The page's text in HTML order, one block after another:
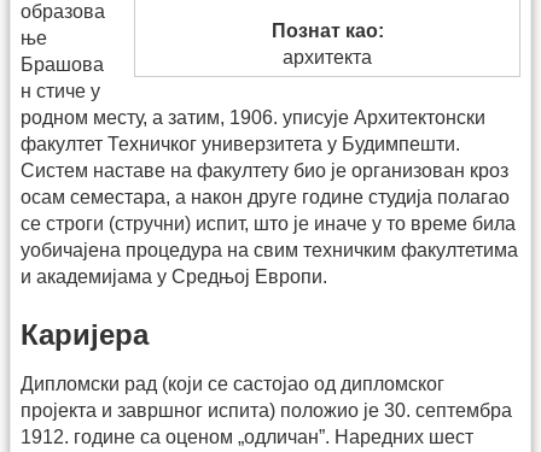
Познат као:
архитекта
образова
ње
Брашова
н стиче у
родном месту, а затим, 1906. уписује Архитек­тонски
факултет Техни­­ч­ког универзитета у Будимпешти.
Систем наставе на факултету био је организован кроз
осам семестара, а након друге године студија полагао
се строги (стручни) испит, што је иначе у то време била
уобичајена процедура на свим техничким факултетима
и академијама у Средњој Европи.
Каријера
Дипломски рад (који се састојао од дипломског
пројекта и завршног испита) положио је 30. септембра
1912. године са оценом „одличан”. Наредних шест